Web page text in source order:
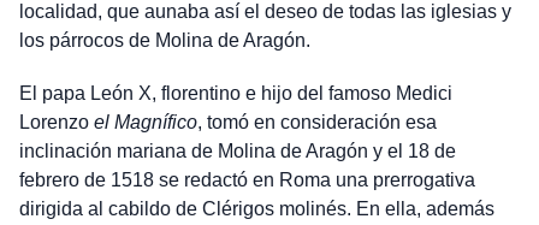
localidad, que aunaba así el deseo de todas las iglesias y
los párrocos de Molina de Aragón.
El papa León X, florentino e hijo del famoso Medici
Lorenzo el Magnífico, tomó en consideración esa
inclinación mariana de Molina de Aragón y el 18 de
febrero de 1518 se redactó en Roma una prerrogativa
dirigida al cabildo de Clérigos molinés. En ella, además